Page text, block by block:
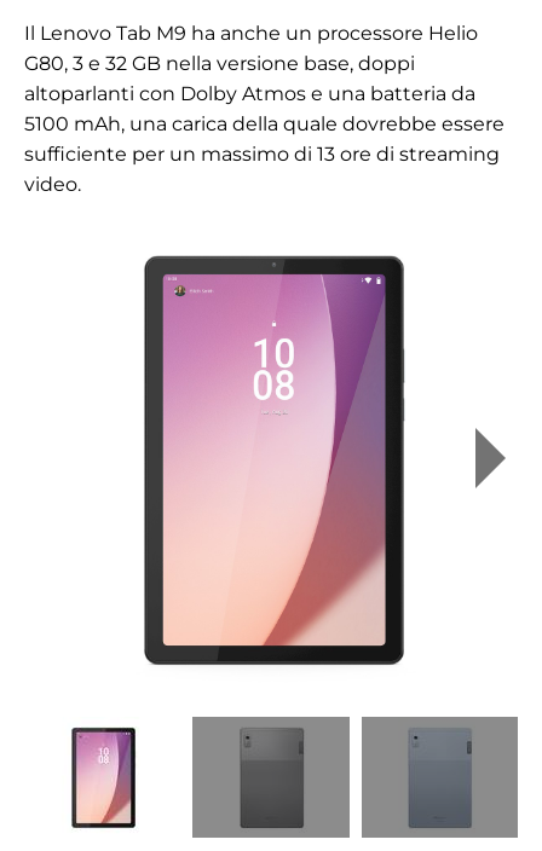
Il Lenovo Tab M9 ha anche un processore Helio
G80, 3 e 32 GB nella versione base, doppi
altoparlanti con Dolby Atmos e una batteria da
5100 mAh, una carica della quale dovrebbe essere
sufficiente per un massimo di 13 ore di streaming
video.